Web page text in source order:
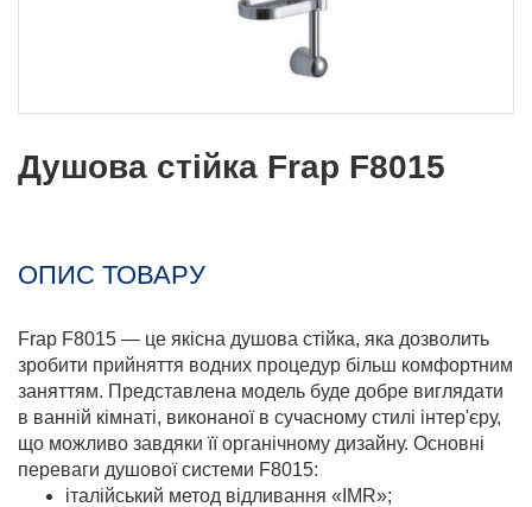
Душова стійка Frap F8015
ОПИС ТОВАРУ
Frap F8015 — це якісна душова стійка, яка дозволить
зробити прийняття водних процедур більш комфортним
заняттям. Представлена ​​модель буде добре виглядати
в ванній кімнаті, виконаної в сучасному стилі інтер'єру,
що можливо завдяки її органічному дизайну. Основні
переваги душової системи F8015:
італійський метод відливання «IMR»;